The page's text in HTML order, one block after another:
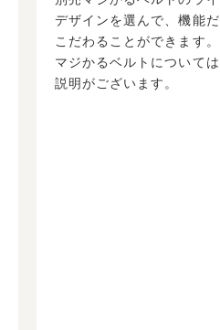
デザインを選んで、機能
こだわることができます。
マジかるベルトについて
説明がございます。